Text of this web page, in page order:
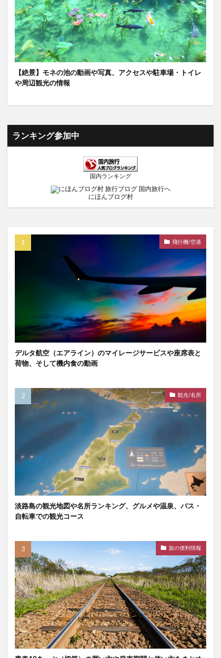
【絶景】モネの池の動画や写真、アクセスや駐車場・トイレ
や周辺観光の情報
ランキング参加中
国内ランキング
にほんブログ村
飛行機/空港
デルタ航空（エアライン）のマイレージサービスや座席表と
荷物、そして機内食の動画
観光/名所
淡路島の観光地図や名所ランキング、グルメや温泉、バス・
自転車での観光コース
旅の便利情報